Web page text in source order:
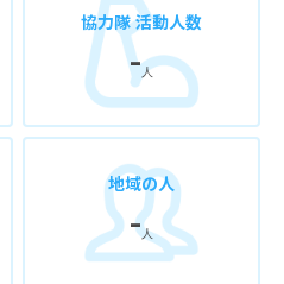
協力隊 活動人数
-人
地域の人
-人